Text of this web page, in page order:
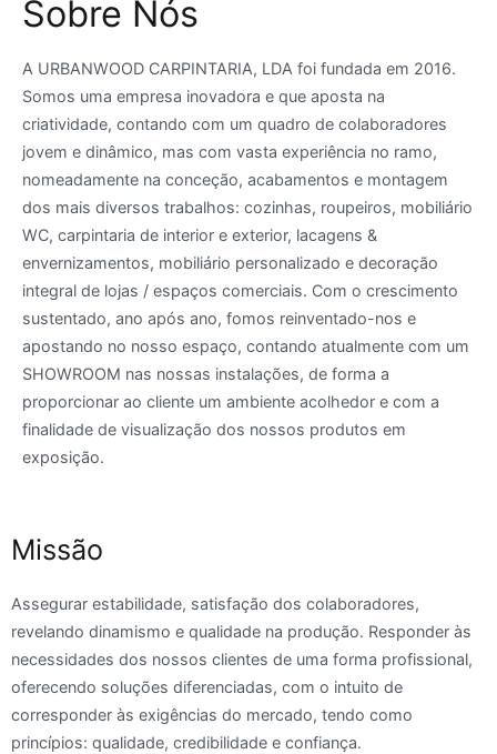
Sobre Nós
A URBANWOOD CARPINTARIA, LDA foi fundada em 2016.
Somos uma empresa inovadora e que aposta na
criatividade, contando com um quadro de colaboradores
jovem e dinâmico, mas com vasta experiência no ramo,
nomeadamente na conceção, acabamentos e montagem
dos mais diversos trabalhos: cozinhas, roupeiros, mobiliário
WC, carpintaria de interior e exterior, lacagens &
envernizamentos, mobiliário personalizado e decoração
integral de lojas / espaços comerciais. Com o crescimento
sustentado, ano após ano, fomos reinventado-nos e
apostando no nosso espaço, contando atualmente com um
SHOWROOM nas nossas instalações, de forma a
proporcionar ao cliente um ambiente acolhedor e com a
finalidade de visualização dos nossos produtos em
exposição.
Missão
Assegurar estabilidade, satisfação dos colaboradores,
revelando dinamismo e qualidade na produção. Responder às
necessidades dos nossos clientes de uma forma profissional,
oferecendo soluções diferenciadas, com o intuito de
corresponder às exigências do mercado, tendo como
princípios: qualidade, credibilidade e confiança.